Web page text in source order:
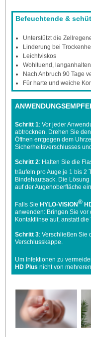
Befeuchtende &
Unterstützt die
Linderung bei
Leichtviskos
Wohltuend,
Nach Anbruch 90 Tage
Für harte und weiche
Schritt 1: Vor jeder
abtrocknen. Drehen Sie
Öffnen entgegen dem
Sicherheitsverschlusses
Schritt 2: Halten Sie die
träufeln pro Auge je 1 bis 2
Bindehautsack. Die
auf der Augenoberfläche
Falls Sie HYLO-VISION®
anwenden: Bringen Sie vor
Kontaktlinse auf, anstatt
Schritt 3: Verschließen Sie
Verschlusskappe.
Um Infektionen zu
HD Plus nicht von